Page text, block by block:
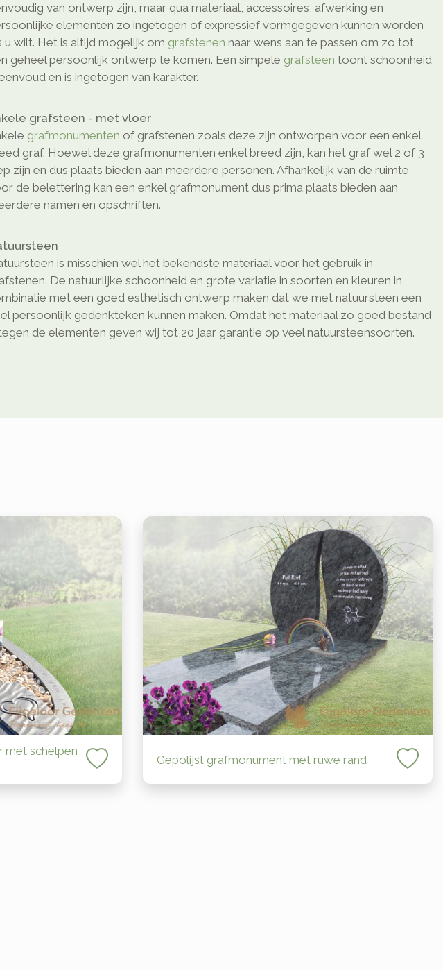
van ontwerp zijn, maar qua materiaal, accessoires, afwerking en
elementen zo ingetogen of expressief vormgegeven kunnen worden
u wilt. Het is altijd mogelijk om grafstenen naar wens aan te passen om zo tot
geheel persoonlijk ontwerp te komen. Een simpele grafsteen toont schoonheid
en is ingetogen van karakter.
grafsteen - met vloer
grafmonumenten of grafstenen zoals deze zijn ontworpen voor een enkel
graf. Hoewel deze grafmonumenten enkel breed zijn, kan het graf wel 2 of 3
zijn en dus plaats bieden aan meerdere personen. Afhankelijk van de ruimte
de belettering kan een enkel grafmonument dus prima plaats bieden aan
namen en opschriften.
is misschien wel het bekendste materiaal voor het gebruik in
De natuurlijke schoonheid en grote variatie in soorten en kleuren in
met een goed esthetisch ontwerp maken dat we met natuursteen een
persoonlijk gedenkteken kunnen maken. Omdat het materiaal zo goed bestand
de elementen geven wij tot 20 jaar garantie op veel natuursteensoorten.
met schelpen
Gepolijst grafmonument met ruwe rand